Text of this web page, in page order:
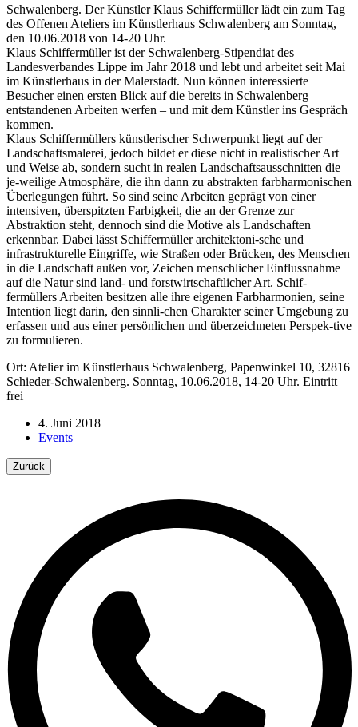
Schwalenberg. Der Künstler Klaus Schiffermüller lädt ein zum Tag
des Offenen Ateliers im Künstlerhaus Schwalenberg am Sonntag,
den 10.06.2018 von 14-20 Uhr.
Klaus Schiffermüller ist der Schwalenberg-Stipendiat des
Landesverbandes Lippe im Jahr 2018 und lebt und arbeitet seit Mai
im Künstlerhaus in der Malerstadt. Nun können interessierte
Besucher einen ersten Blick auf die bereits in Schwalenberg
entstandenen Arbeiten werfen – und mit dem Künstler ins Gespräch
kommen.
Klaus Schiffermüllers künstlerischer Schwerpunkt liegt auf der
Landschaftsmalerei, jedoch bildet er diese nicht in realistischer Art
und Weise ab, sondern sucht in realen Landschaftsausschnitten die
je-weilige Atmosphäre, die ihn dann zu abstrakten farbharmonischen
Überlegungen führt. So sind seine Arbeiten geprägt von einer
intensiven, überspitzten Farbigkeit, die an der Grenze zur
Abstraktion steht, dennoch sind die Motive als Landschaften
erkennbar. Dabei lässt Schiffermüller architektoni-sche und
infrastrukturelle Eingriffe, wie Straßen oder Brücken, des Menschen
in die Landschaft außen vor, Zeichen menschlicher Einflussnahme
auf die Natur sind land- und forstwirtschaftlicher Art. Schif-
fermüllers Arbeiten besitzen alle ihre eigenen Farbharmonien, seine
Intention liegt darin, den sinnli-chen Charakter seiner Umgebung zu
erfassen und aus einer persönlichen und überzeichneten Perspek-tive
zu formulieren.
Ort: Atelier im Künstlerhaus Schwalenberg, Papenwinkel 10, 32816
Schieder-Schwalenberg. Sonntag, 10.06.2018, 14-20 Uhr. Eintritt
frei
4. Juni 2018
Events